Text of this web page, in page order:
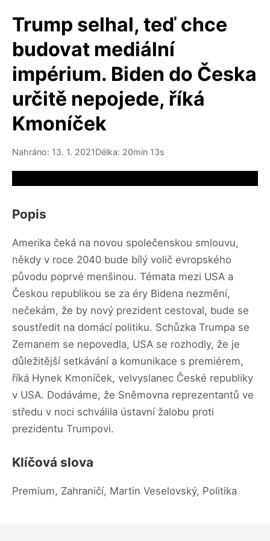
Trump selhal, teď chce
budovat mediální
impérium. Biden do Česka
určitě nepojede, říká
Kmoníček
Nahráno: 13. 1. 2021Délka: 20min 13s
Popis
Amerika čeká na novou společenskou smlouvu,
někdy v roce 2040 bude bílý volič evropského
původu poprvé menšinou. Témata mezi USA a
Českou republikou se za éry Bidena nezmění,
nečekám, že by nový prezident cestoval, bude se
soustředit na domácí politiku. Schůzka Trumpa se
Zemanem se nepovedla, USA se rozhodly, že je
důležitější setkávání a komunikace s premiérem,
říká Hynek Kmoníček, velvyslanec České republiky
v USA. Dodáváme, že Sněmovna reprezentantů ve
středu v noci schválila ústavní žalobu proti
prezidentu Trumpovi.
Klíčová slova
Premium, Zahraničí, Martin Veselovský, Politika